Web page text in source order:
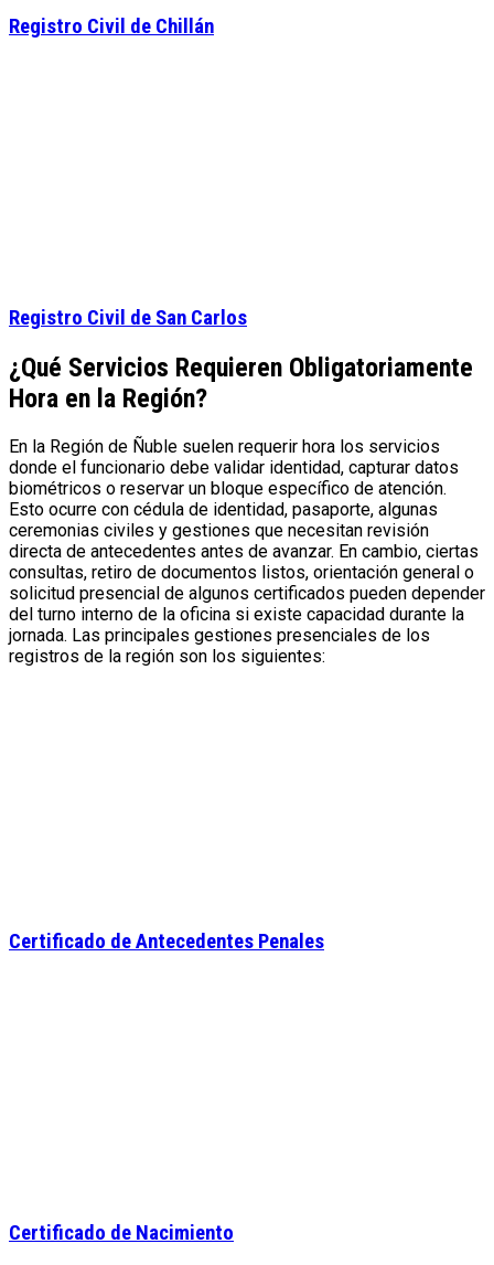
Registro Civil de Chillán
Registro Civil de San Carlos
¿Qué Servicios Requieren Obligatoriamente
Hora en la Región?
En la Región de Ñuble suelen requerir hora los servicios
donde el funcionario debe validar identidad, capturar datos
biométricos o reservar un bloque específico de atención.
Esto ocurre con cédula de identidad, pasaporte, algunas
ceremonias civiles y gestiones que necesitan revisión
directa de antecedentes antes de avanzar. En cambio, ciertas
consultas, retiro de documentos listos, orientación general o
solicitud presencial de algunos certificados pueden depender
del turno interno de la oficina si existe capacidad durante la
jornada. Las principales gestiones presenciales de los
registros de la región son los siguientes:
Certificado de Antecedentes Penales
Certificado de Nacimiento